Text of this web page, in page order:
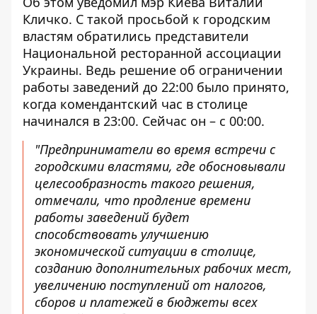
Кличко. С такой просьбой к городским
властям обратились представители
Национальной ресторанной ассоциации
Украины. Ведь решение об ограничении
работы заведений до 22:00 было принято,
когда комендантский час в столице
начинался в 23:00. Сейчас он – с 00:00.
"Предприниматели во время встречи с
городскими властями, где обосновывали
целесообразность такого решения,
отмечали, что продление времени
работы заведений будет
способствовать улучшению
экономической ситуации в столице,
созданию дополнительных рабочих мест,
увеличению поступлений от налогов,
сборов и платежей в бюджеты всех